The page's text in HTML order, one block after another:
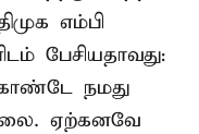
எம்பி
பேசியதாவது:
நமது
ஏற்கனவே